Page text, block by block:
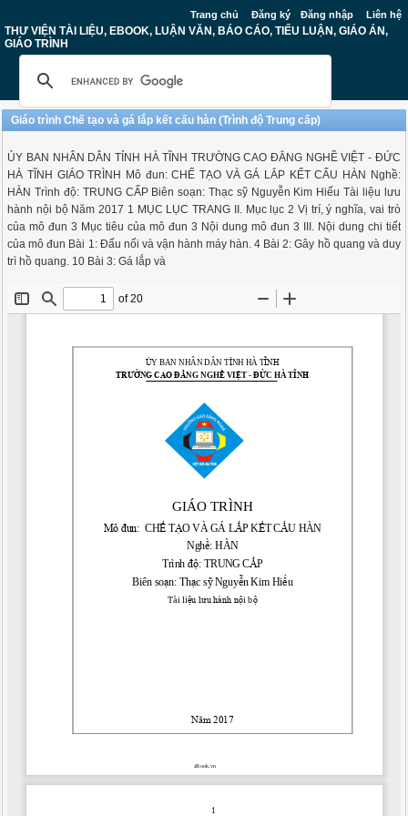
Trang chủ Đăng ký Đăng nhập Liên hệ
THƯ VIỆN TÀI LIỆU, EBOOK, LUẬN VĂN, BÁO CÁO, TIỂU LUẬN, GIÁO ÁN,
GIÁO TRÌNH
Giáo trình Chế tạo và gá lắp kết cấu hàn (Trình độ Trung cấp)
ỦY BAN NHÂN DÂN TỈNH HÀ TĨNH TRƯỜNG CAO ĐẲNG NGHỀ VIỆT - ĐỨC
HÀ TĨNH GIÁO TRÌNH Mô đun: CHẾ TẠO VÀ GÁ LẮP KẾT CẤU HÀN Nghề:
HÀN Trình độ: TRUNG CẤP Biên soạn: Thạc sỹ Nguyễn Kim Hiếu Tài liệu lưu
hành nội bộ Năm 2017 1 MỤC LỤC TRANG II. Mục lục 2 Vị trí, ý nghĩa, vai trò
của mô đun 3 Mục tiêu của mô đun 3 Nội dung mô đun 3 III. Nội dung chi tiết
của mô đun Bài 1: Đấu nối và vận hành máy hàn. 4 Bài 2: Gây hồ quang và duy
trì hồ quang. 10 Bài 3: Gá lắp và